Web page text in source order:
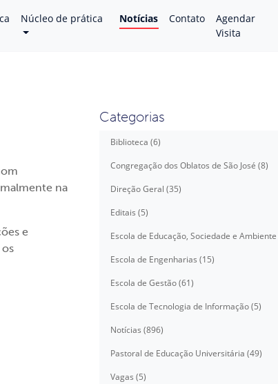
Núcleo de prática Notícias Contato
Agendar
Visita
na
e
Categorias
Biblioteca (6)
Congregação dos Oblatos de São José (8)
Direção Geral (35)
Editais (5)
Escola de Educação, Sociedade e
Escola de Engenharias (15)
Escola de Gestão (61)
Escola de Tecnologia de Informação (5)
Notícias (896)
Pastoral de Educação Universitária (49)
Vagas (5)